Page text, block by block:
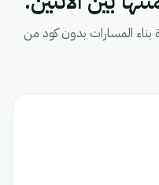
بناء المسارات بدون كود من